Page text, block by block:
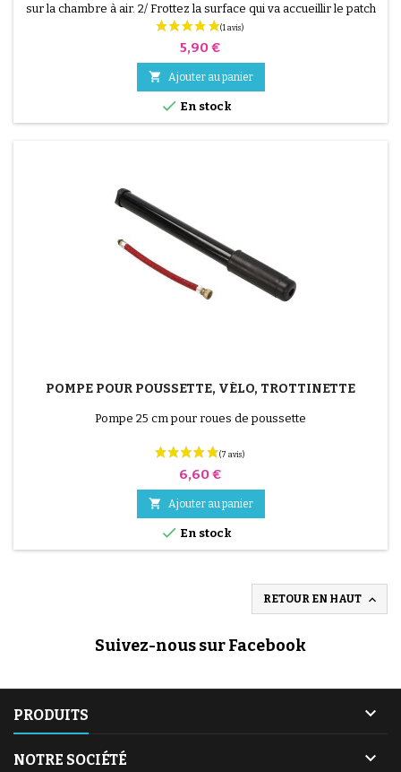
sur la chambre à air. 2/ Frottez la surface qui va accueillir le patch
avec le grattoir fourni. 3/ Dégraissez, nettoyez et séchez la
surface. 4/ Étalez uniformément la colle autour du trou. 5/
Patientez environ 1 mIn, jusqu'à ce que la colle ne brille plus. 6/
Positionnez le patch au...
Prix
5,90 €
 Ajouter au panier
 En stock
POMPE POUR POUSSETTE, VÉLO, TROTTINETTE
Pompe 25 cm pour roues de poussette
Prix
6,60 €
 Ajouter au panier
 En stock
RETOUR EN HAUT 
Suivez-nous sur Facebook
PRODUITS 
NOTRE SOCIÉTÉ 